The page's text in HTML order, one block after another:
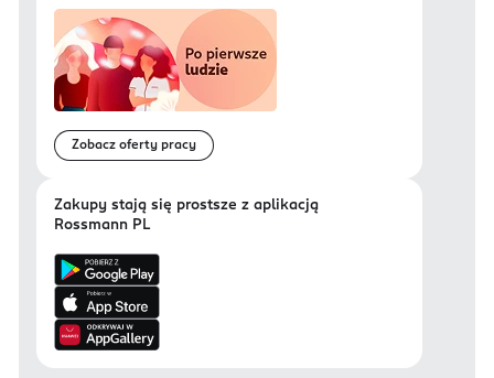
Zobacz oferty pracy
Zakupy stają się prostsze z aplikacją
Rossmann PL